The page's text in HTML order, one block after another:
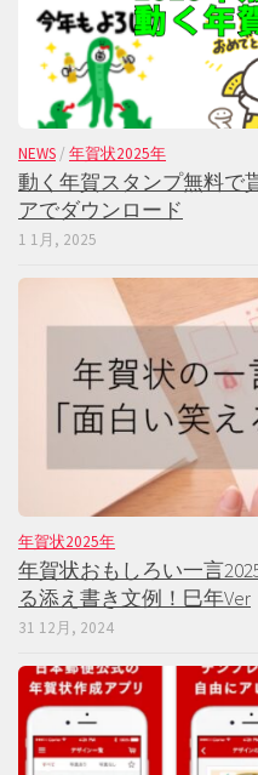
NEWS / 年賀状2025年
動く年賀スタンプ無料で
アでダウンロード
1 1月, 2025
年賀状2025年
年賀状おもしろい一言
る添え書き文例！巳年Ver
31 12月, 2024